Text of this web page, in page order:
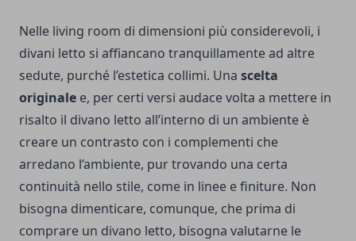
Nelle living room di dimensioni più considerevoli, i
divani letto si affiancano tranquillamente ad altre
sedute, purché l’estetica collimi. Una scelta
originale e, per certi versi audace volta a mettere in
risalto il divano letto all’interno di un ambiente è
creare un contrasto con i complementi che
arredano l’ambiente, pur trovando una certa
continuità nello stile, come in linee e finiture. Non
bisogna dimenticare, comunque, che prima di
comprare un divano letto, bisogna valutarne le